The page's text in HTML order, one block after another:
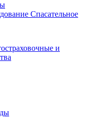
Спасательное
и